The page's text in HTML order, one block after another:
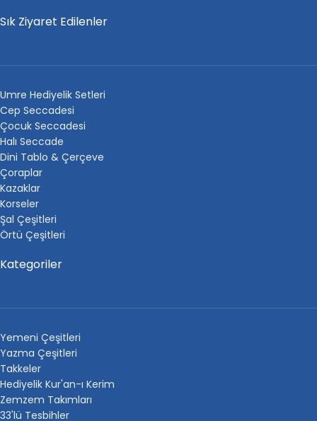
Sık Ziyaret Edilenler
Umre Hediyelik Setleri
Cep Seccadesi
Çocuk Seccadesi
Halı Seccade
Dini Tablo & Çerçeve
Çoraplar
Kazaklar
Korseler
Şal Çeşitleri
Örtü Çeşitleri
Kategoriler
Yemeni Çeşitleri
Yazma Çeşitleri
Takkeler
Hediyelik Kur'an-ı Kerim
Zemzem Takımları
33'lü Tesbihler